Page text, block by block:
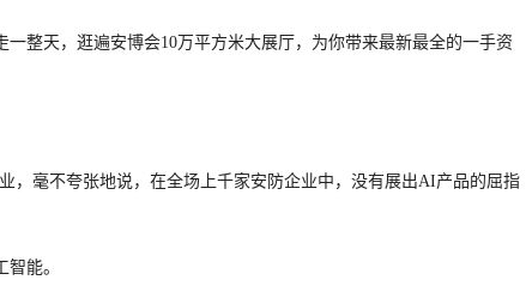
整天，逛遍安博会10万平方米大展厅，为你带来最新最全的一手资
，毫不夸张地说，在全场上千家安防企业中，没有展出AI产品的屈指
能。